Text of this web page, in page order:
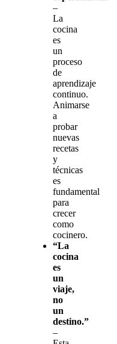
–
La
cocina
es
un
proceso
de
aprendizaje
continuo.
Animarse
a
probar
nuevas
recetas
y
técnicas
es
fundamental
para
crecer
como
cocinero.
“La
cocina
es
un
viaje,
no
un
destino.”
–